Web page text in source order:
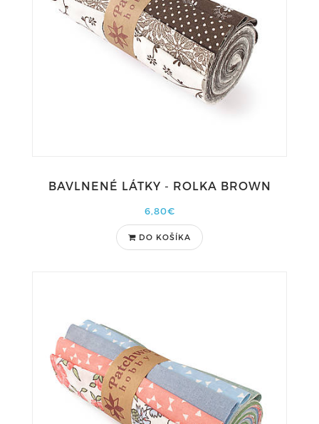
BAVLNENÉ LÁTKY - ROLKA BROWN
6,80€
DO KOŠÍKA